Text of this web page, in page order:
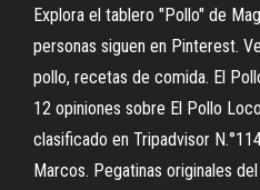
Explora el tablero "Pollo" de
personas siguen en Pinterest.
pollo, recetas de comida. El
12 opiniones sobre El Pollo
clasificado en Tripadvisor
Marcos. Pegatinas originales